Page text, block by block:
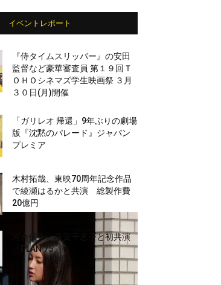
イベントレポート
『侍タイムスリッパー』の安田
監督など豪華審査員 第１９回Ｔ
ＯＨＯシネマズ学生映画祭 ３月
３０日(月)開催
「ガリレオ 帰還」9年ぶりの劇場
版『沈黙のパレード』ジャパン
プレミア
木村拓哉、東映70周年記念作品
で綾瀬はるかと共演 総製作費
20億円
河合優実、倍賞千恵子と初共演
『PLAN 75』